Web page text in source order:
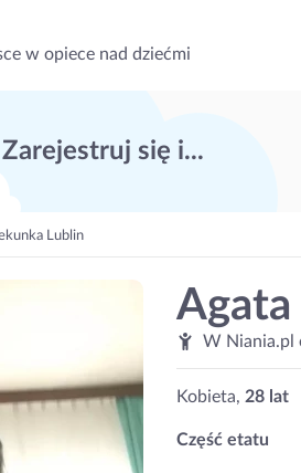
w opiece nad dziećmi
Zarejestruj się i...
Lublin
Agata
W Niania.pl
Kobieta, 28 lat
Część etatu